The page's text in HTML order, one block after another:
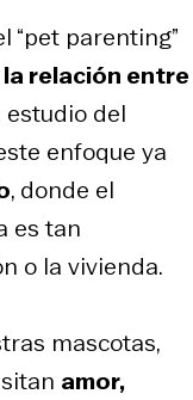
“pet parenting”
relación entre
estudio del
enfoque ya
, donde el
es tan
o la vivienda.
mascotas,
amor,